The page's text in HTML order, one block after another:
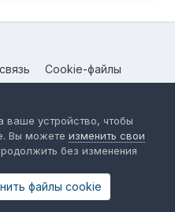
Cookie-файлы
Community
ваше устройство, чтобы
Вы можете изменить свои
без изменения
файлы сookie